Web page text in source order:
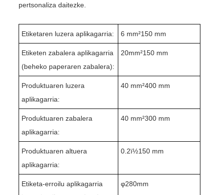
pertsonaliza daitezke.
Etiketaren luzera aplikagarria: 6 mm²150 mm
Etiketen zabalera aplikagarria
(beheko paperaren zabalera):
20mm²150 mm
Produktuaren luzera
aplikagarria:
40 mm²400 mm
Produktuaren zabalera
aplikagarria:
40 mm²300 mm
Produktuaren altuera
aplikagarria:
0.2ï½150 mm
Etiketa-erroilu aplikagarria
φ280mm